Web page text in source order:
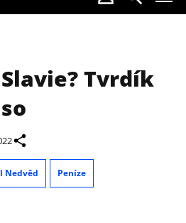
Tvrdík
Nedvěd Peníze